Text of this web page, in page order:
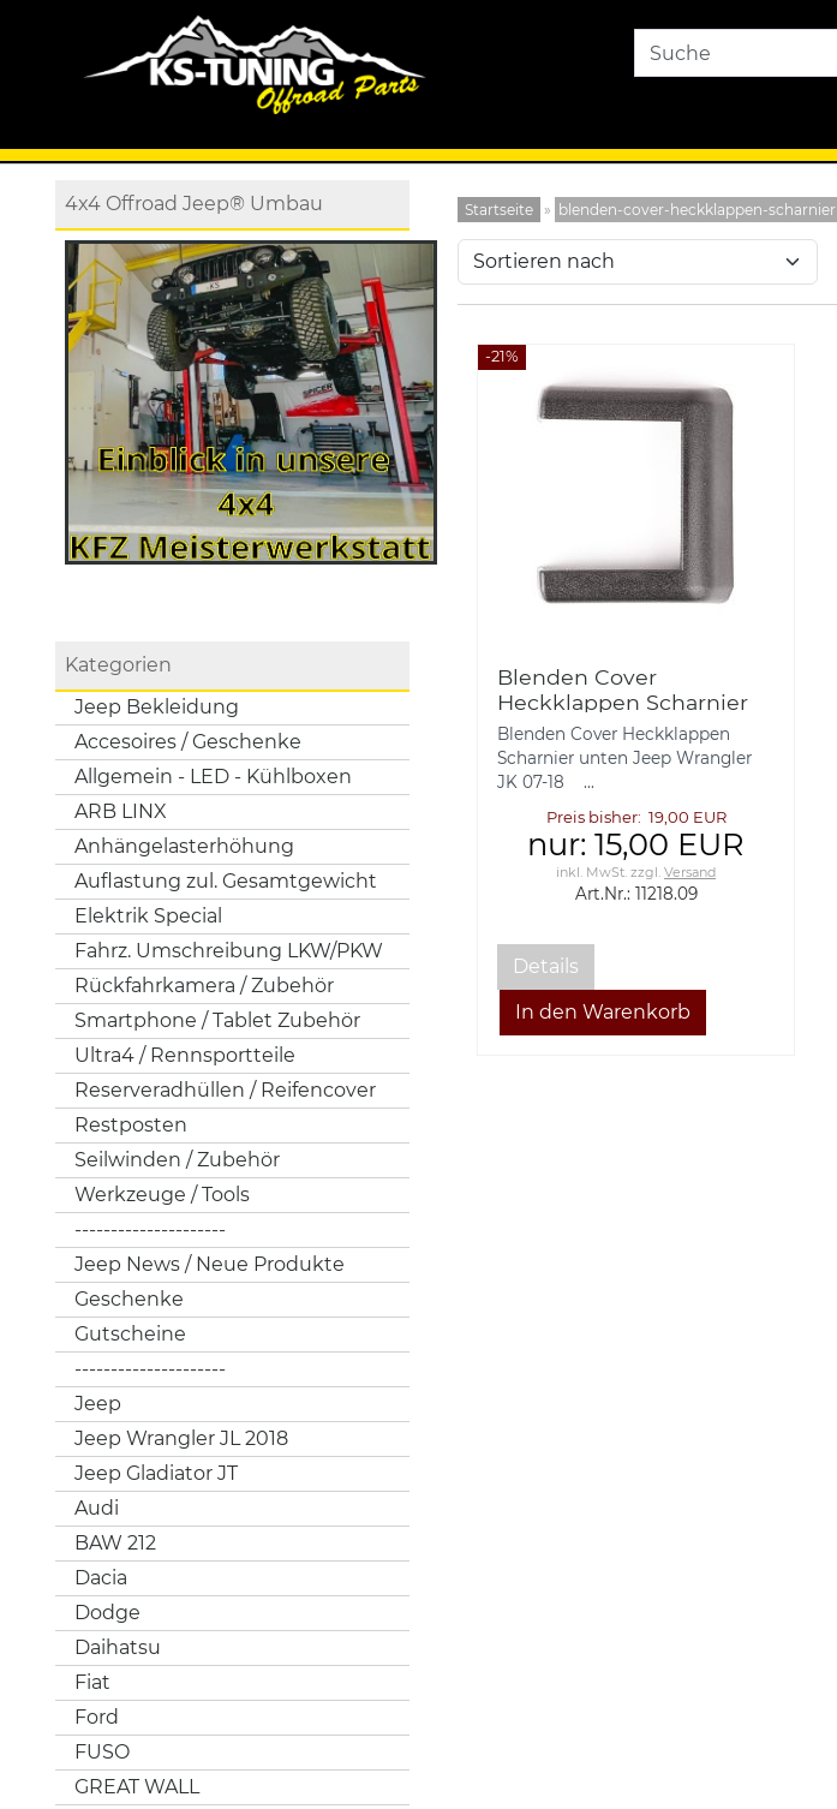
4x4 Offroad Jeep® Umbau
Kategorien
Jeep Bekleidung
Accesoires / Geschenke
Allgemein - LED - Kühlboxen
ARB LINX
Anhängelasterhöhung
Auflastung zul. Gesamtgewicht
Elektrik Special
Fahrz. Umschreibung LKW/PKW
Rückfahrkamera / Zubehör
Smartphone / Tablet Zubehör
Ultra4 / Rennsportteile
Reserveradhüllen / Reifencover
Restposten
Seilwinden / Zubehör
Werkzeuge / Tools
---------------------
Jeep News / Neue Produkte
Geschenke
Gutscheine
---------------------
Jeep
Jeep Wrangler JL 2018
Jeep Gladiator JT
Audi
BAW 212
Dacia
Dodge
Daihatsu
Fiat
Ford
FUSO
GREAT WALL
Startseite » blenden-cover-heckklappen-scharnier
-21%
Blenden Cover
Heckklappen Scharnier
unten Jeep Wrangler JK
07-18 Rugged Ridge
Blenden Cover Heckklappen
Scharnier unten Jeep Wrangler
JK 07-18 ...
Preis bisher: 19,00 EUR
nur: 15,00 EUR
inkl. MwSt. zzgl.Versand
Art.Nr.: 11218.09
Details